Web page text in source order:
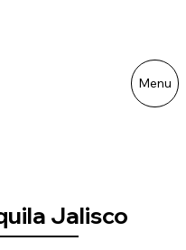
Menu
Jalisco